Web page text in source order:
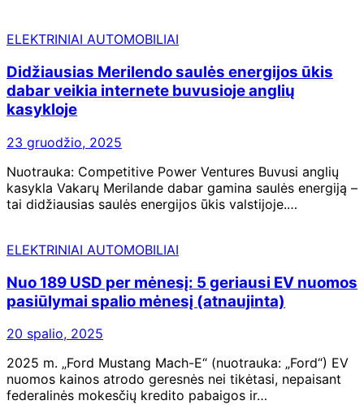
ELEKTRINIAI AUTOMOBILIAI
Didžiausias Merilendo saulės energijos ūkis
dabar veikia internete buvusioje anglių
kasykloje
23 gruodžio, 2025
Nuotrauka: Competitive Power Ventures Buvusi anglių
kasykla Vakarų Merilande dabar gamina saulės energiją –
tai didžiausias saulės energijos ūkis valstijoje.…
ELEKTRINIAI AUTOMOBILIAI
Nuo 189 USD per mėnesį: 5 geriausi EV nuomos
pasiūlymai spalio mėnesį (atnaujinta)
20 spalio, 2025
2025 m. „Ford Mustang Mach-E“ (nuotrauka: „Ford“) EV
nuomos kainos atrodo geresnės nei tikėtasi, nepaisant
federalinės mokesčių kredito pabaigos ir…